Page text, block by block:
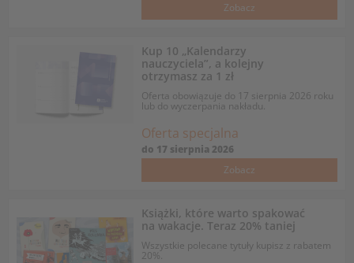
Zobacz
Kup 10 „Kalendarzy
nauczyciela”, a kolejny
otrzymasz za 1 zł
Oferta obowiązuje do 17 sierpnia 2026 roku
lub do wyczerpania nakładu.
Oferta specjalna
do 17 sierpnia 2026
Zobacz
Książki, które warto spakować
na wakacje. Teraz 20% taniej
Wszystkie polecane tytuły kupisz z rabatem
20%.